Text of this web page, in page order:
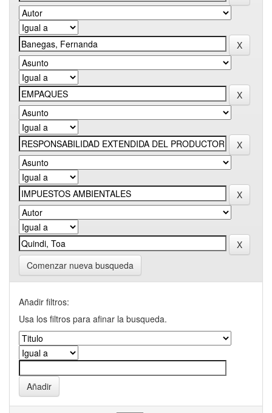
Comenzar nueva busqueda
Añadir filtros:
Usa los filtros para afinar la busqueda.